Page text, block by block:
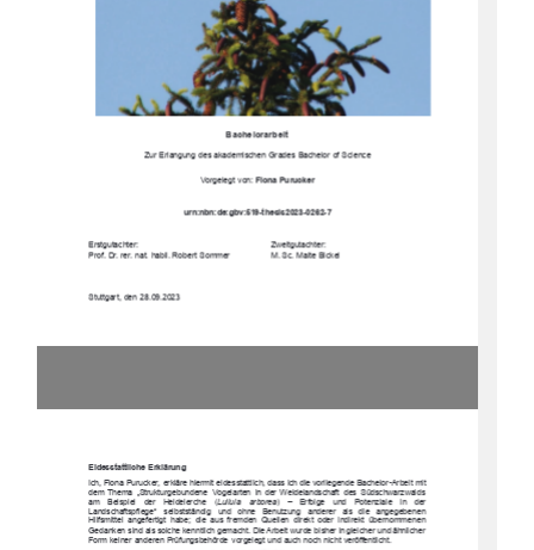
Bachelorarbeit
Zur Erlangung des akademischen Grades Bachelor of Science
Vorgelegt  von: Fiona Purucker
urn:nbn:de:gbv:519-thesis2023-0262-7
Erstgutachter:
Prof. Dr. rer. nat. habil. Robert Sommer
Zweitgutachter:
M. Sc. Malte Bickel
Stuttgart, den 28.09.2023
Eidesstattliche  Erklärung
Ich, Fiona Purucker, erkläre hiermit eidesstattlich, dass ich die vorliegende Bachelor-Arbeit mit
dem  Thema  „Strukturgebundene   Vogelarten  in  der  Weidelandschaft   des  Südschwarzwalds
am    Beispiel    der    Heidelerche    (Lullula    arborea
)    –    Erfolge    und    Potenziale    in    der
Landschaftspflege“    selbstständig   und   ohne   Benutzung   anderer   als   die   angegebenen
Hilfsmittel  angefertigt  habe;  die  aus  fremden  Quellen  direkt  oder  indirekt  übernommenen
Gedanken sind als solche kenntlich gemacht. Die Arbeit wurde bisher in gleicher und ähnlicher
Form keiner anderen Prüfungsbehörde  vorgelegt und auch noch nicht veröffentlicht.